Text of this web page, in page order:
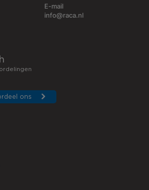
E-mail
info@raca.nl